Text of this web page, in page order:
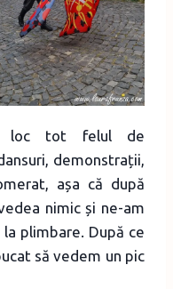
loc tot felul de
demonstrații,
așa că după
nimic și ne-am
plimbare. După ce
să vedem un pic